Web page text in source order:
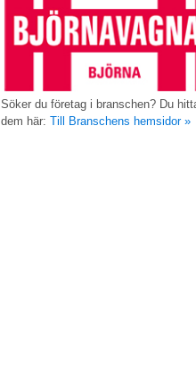
Söker du företag i branschen? Du
dem här: Till Branschens hemsidor »